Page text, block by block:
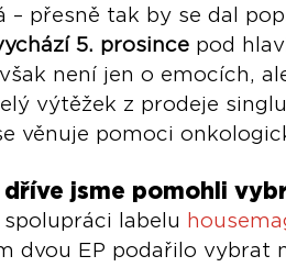
– přesně tak by se dal
5. prosince pod
není jen o emocích,
výtěžek z prodeje
věnuje pomoci
dříve jsme pomohli
labelu
dvou EP podařilo vybrat